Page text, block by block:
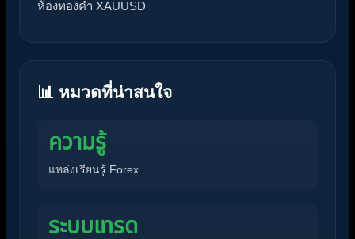
ห้องทองคำ XAUUSD
📊 หมวดที่น่าสนใจ
ความรู้
แหล่งเรียนรู้ Forex
ระบบเทรด